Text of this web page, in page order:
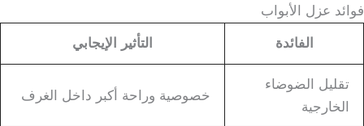
فوائد عزل الأبواب
الفائدة التأثير الإيجابي
تقليل الضوضاء
الخارجية
خصوصية وراحة أكبر داخل الغرف